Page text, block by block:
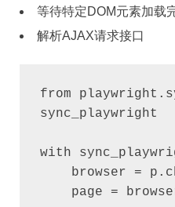
等待特定DOM元素加载
解析AJAX请求接口
from
sync_playwright
with
browser =
page =